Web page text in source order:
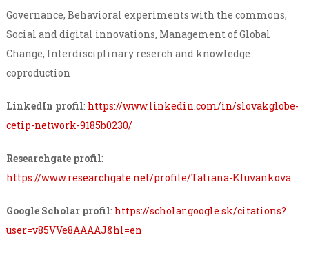
Governance, Behavioral experiments with the commons,
Social and digital innovations, Management of Global
Change, Interdisciplinary reserch and knowledge
coproduction
LinkedIn profil: https://www.linkedin.com/in/slovakglobe-
cetip-network-9185b0230/
Researchgate profil:
https://www.researchgate.net/profile/Tatiana-Kluvankova
Google Scholar profil: https://scholar.google.sk/citations?
user=v85VVe8AAAAJ&hl=en